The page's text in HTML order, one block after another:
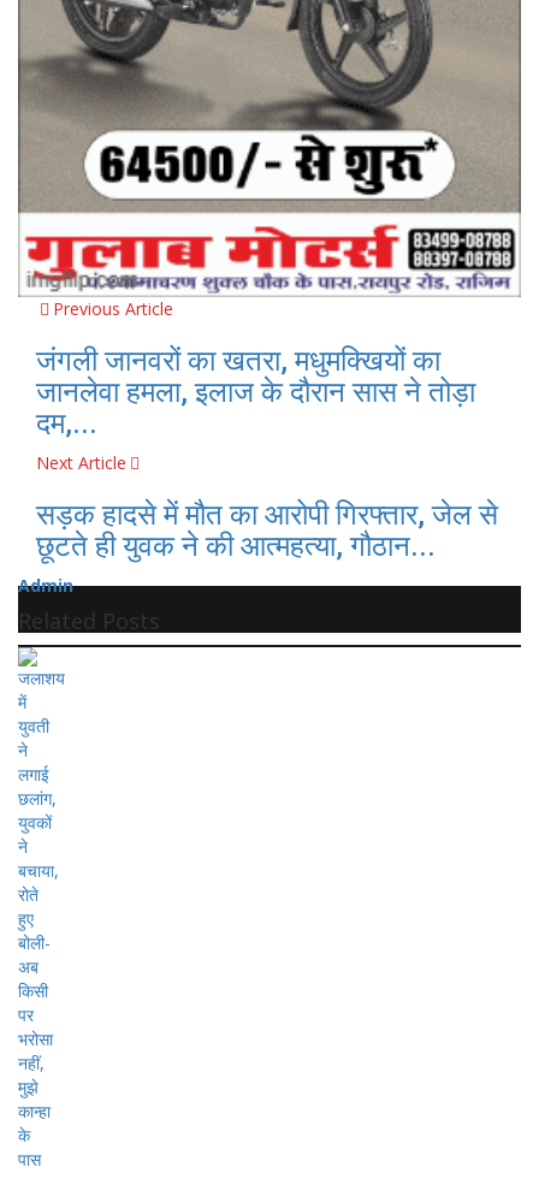
Previous Article
जंगली जानवरों का खतरा, मधुमक्खियों का
जानलेवा हमला, इलाज के दौरान सास ने तोड़ा
दम,...
Next Article
सड़क हादसे में मौत का आरोपी गिरफ्तार, जेल से
छूटते ही युवक ने की आत्महत्या, गौठान...
Admin
Related Posts